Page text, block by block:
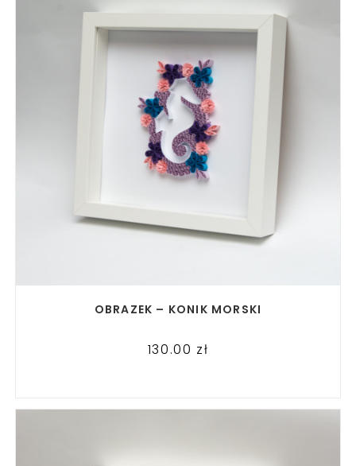
OBRAZEK – KONIK MORSKI
130.00 zł